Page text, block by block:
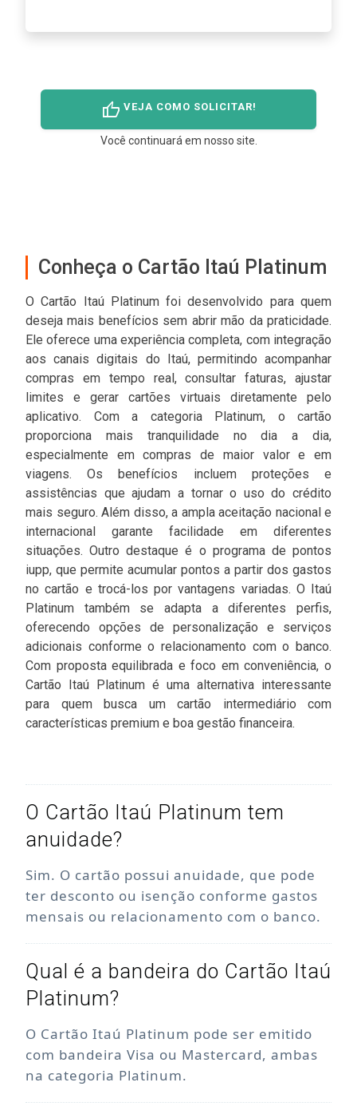
thumb_up VEJA COMO SOLICITAR!
Você continuará em nosso site.
Conheça o Cartão Itaú Platinum
O Cartão Itaú Platinum foi desenvolvido para quem
deseja mais benefícios sem abrir mão da praticidade.
Ele oferece uma experiência completa, com integração
aos canais digitais do Itaú, permitindo acompanhar
compras em tempo real, consultar faturas, ajustar
limites e gerar cartões virtuais diretamente pelo
aplicativo. Com a categoria Platinum, o cartão
proporciona mais tranquilidade no dia a dia,
especialmente em compras de maior valor e em
viagens. Os benefícios incluem proteções e
assistências que ajudam a tornar o uso do crédito
mais seguro. Além disso, a ampla aceitação nacional e
internacional garante facilidade em diferentes
situações. Outro destaque é o programa de pontos
iupp, que permite acumular pontos a partir dos gastos
no cartão e trocá-los por vantagens variadas. O Itaú
Platinum também se adapta a diferentes perfis,
oferecendo opções de personalização e serviços
adicionais conforme o relacionamento com o banco.
Com proposta equilibrada e foco em conveniência, o
Cartão Itaú Platinum é uma alternativa interessante
para quem busca um cartão intermediário com
características premium e boa gestão financeira.
O Cartão Itaú Platinum tem
anuidade?
Sim. O cartão possui anuidade, que pode
ter desconto ou isenção conforme gastos
mensais ou relacionamento com o banco.
Qual é a bandeira do Cartão Itaú
Platinum?
O Cartão Itaú Platinum pode ser emitido
com bandeira Visa ou Mastercard, ambas
na categoria Platinum.